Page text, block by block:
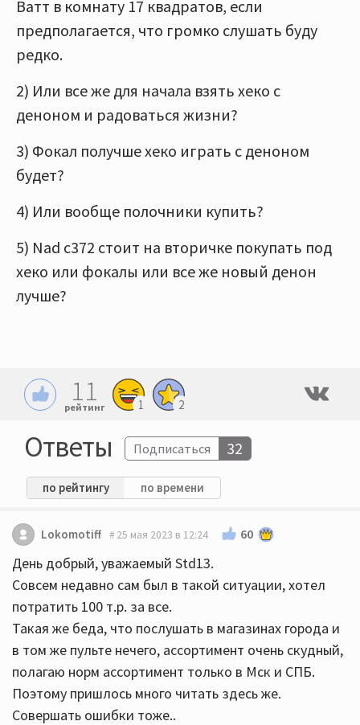
Ватт в комнату 17 квадратов, если
предполагается, что громко слушать буду
редко.
2) Или все же для начала взять хеко с
деноном и радоваться жизни?
3) Фокал получше хеко играть с деноном
будет?
4) Или вообще полочники купить?
5) Nad c372 стоит на вторичке покупать под
хеко или фокалы или все же новый денон
лучше?
11
рейтинг 1 2
Ответы Подписаться 32
по рейтингу по времени
Lokomotiff 25 мая 2023 в 12:24 60
День добрый, уважаемый Std13.
Совсем недавно сам был в такой ситуации, хотел
потратить 100 т.р. за все.
Такая же беда, что послушать в магазинах города и
в том же пульте нечего, ассортимент очень скудный,
полагаю норм ассортимент только в Мск и СПБ.
Поэтому пришлось много читать здесь же.
Совершать ошибки тоже..